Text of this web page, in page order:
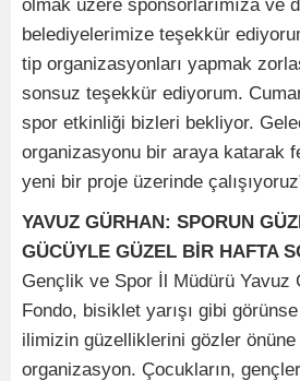
olmak üzere sponsorlarımıza ve
belediyelerimize teşekkür
tip organizasyonları yapmak
sonsuz teşekkür ediyorum.
spor etkinliği bizleri bekliyor.
organizasyonu bir araya katarak
yeni bir proje üzerinde
YAVUZ GÜRHAN: SPORUN
GÜCÜYLE GÜZEL BİR HAFTA
Gençlik ve Spor İl Müdürü Yavuz
Fondo, bisiklet yarışı gibi
ilimizin güzelliklerini gözler
organizasyon. Çocukların,